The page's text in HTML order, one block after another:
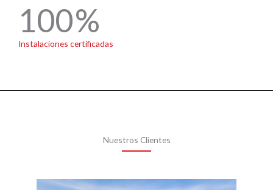
100
Instalaciones certificadas
Nuestros Clientes